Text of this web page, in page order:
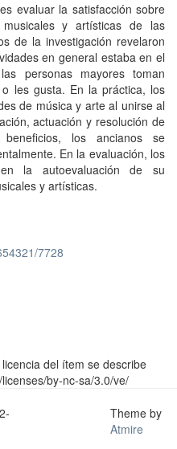
evaluar la satisfacción sobre
y artísticas de las
de la investigación revelaron
en general estaba en el
personas mayores toman
les gusta. En la práctica, los
de música y arte al unirse al
actuación y resolución de
los ancianos se
En la evaluación, los
la autoevaluación de su
y artísticas.
7728
del ítem se describe
by-nc-sa/3.0/ve/
Theme by
Atmire